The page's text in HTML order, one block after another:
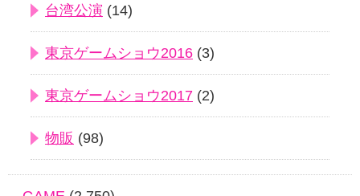
台湾公演 (14)
東京ゲームショウ2016 (3)
東京ゲームショウ2017 (2)
物販 (98)